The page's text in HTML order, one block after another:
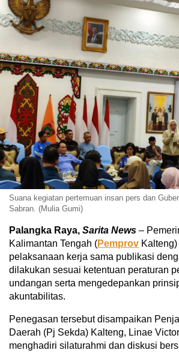
Suana kegiatan pertemuan insan pers dan
Sabran. (Mulia Gumi)
Palangka Raya, Sarita News –
Kalimantan Tengah (Pemprov
pelaksanaan kerja sama publikasi
dilakukan sesuai ketentuan peraturan
undangan serta mengedepankan
akuntabilitas.
Penegasan tersebut disampaikan
Daerah (Pj Sekda) Kalteng, Linae
menghadiri silaturahmi dan diskusi